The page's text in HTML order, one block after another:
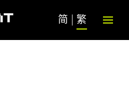
简 繁